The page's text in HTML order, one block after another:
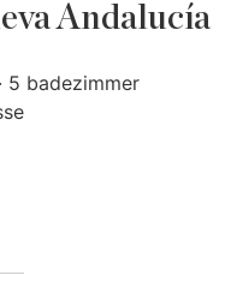
Andalucía
5 badezimmer